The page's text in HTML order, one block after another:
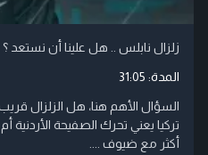
زلزال نابلس .. هل علينا أن نستعد ؟
المدة: 31:05
السؤال الأهم هنا، هل الزلزال
تركيا يعني تحرك الصفيحة الأردنية
أكثر مع ضيوف ....